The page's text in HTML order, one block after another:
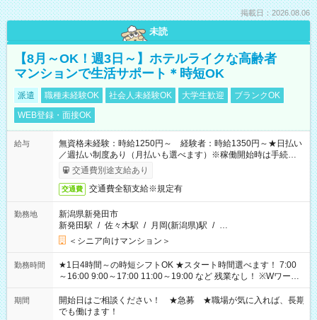
掲載日：2026.08.06
未読
【8月～OK！週3日～】ホテルライクな高齢者
マンションで生活サポート＊時短OK
派遣 職種未経験OK 社会人未経験OK 大学生歓迎
ブランクOK
WEB登録・面接OK
給与
無資格未経験：時給1250円～ 経験者：時給1350円～★日払い
／週払い制度あり（月払いも選べます）※稼働開始時は手続き完
了次第のお支払いとなります。
交通費別途支給あり
交通費 交通費全額支給※規定有
勤務地
新潟県新発田市
新発田駅 / 佐々木駅 / 月岡(新潟県)駅 / …
＜シニア向けマンション＞
勤務時間
★1日4時間～の時短シフトOK ★スタート時間選べます！ 7:00
～16:00 9:00～17:00 11:00～19:00 など 残業なし！ ※Wワーク
の場合、他のお仕事と合わせ週40時間超の就業はご案内できま
せん ※法令に基づき、週20時間以上勤務は社会保険への加入対
象となります ※労働者派遣法（日雇い派遣の原則禁止）によ
期間
開始日はご相談ください！ ★急募 ★職場が気に入れば、長期
でも働けます！